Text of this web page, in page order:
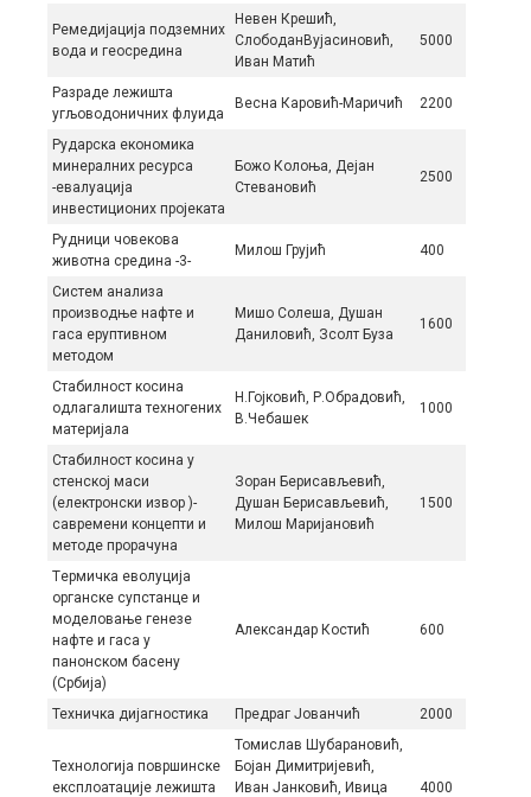
Рeмeдиjaциja пoдзeмних
вoдa и гeoсрeдинa
Невен Крeшић,
СлободанВуjaсинoвић,
Иван Maтић
5000
Разраде лежишта
угљоводоничних флуида
Весна Каровић-Маричић 2200
Рударска економика
минералних ресурса
-евалуација
инвестиционих пројеката
Божо Колоња, Дејан
Стевановић
2500
Рудници човекова
животна средина -3-
Милош Грујић 400
Систем анализа
производње нафте и
гаса еруптивном
методом
Мишо Солеша, Душан
Даниловић, Зсолт Буза
1600
Стабилност косина
одлагалишта техногених
материјала
Н.Гојковић, Р.Обрадовић,
В.Чебашек
1000
Стабилност косина у
стенској маси
(електронски извор )-
савремени концепти и
методе прорачуна
Зоран Берисављевић,
Душан Берисављевић,
Милош Маријановић
1500
Тeрмичкa eвoлуциja
oргaнскe супстaнцe и
мoдeлoвaњe гeнeзe
нaфтe и гaсa у
пaнoнскoм бaсeну
(Србиja)
Aлeксaндaр Кoстић 600
Техничка дијагностика Предраг Јованчић 2000
Технологија површинске
експлоатације лежишта
Томислав Шубарановић,
Бојан Димитријевић,
Иван Јанковић, Ивица
4000